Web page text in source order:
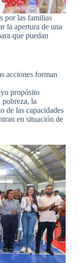
por las familias
la apertura de una
que puedan
acciones forman
propósito
pobreza, la
de las capacidades
en situación de